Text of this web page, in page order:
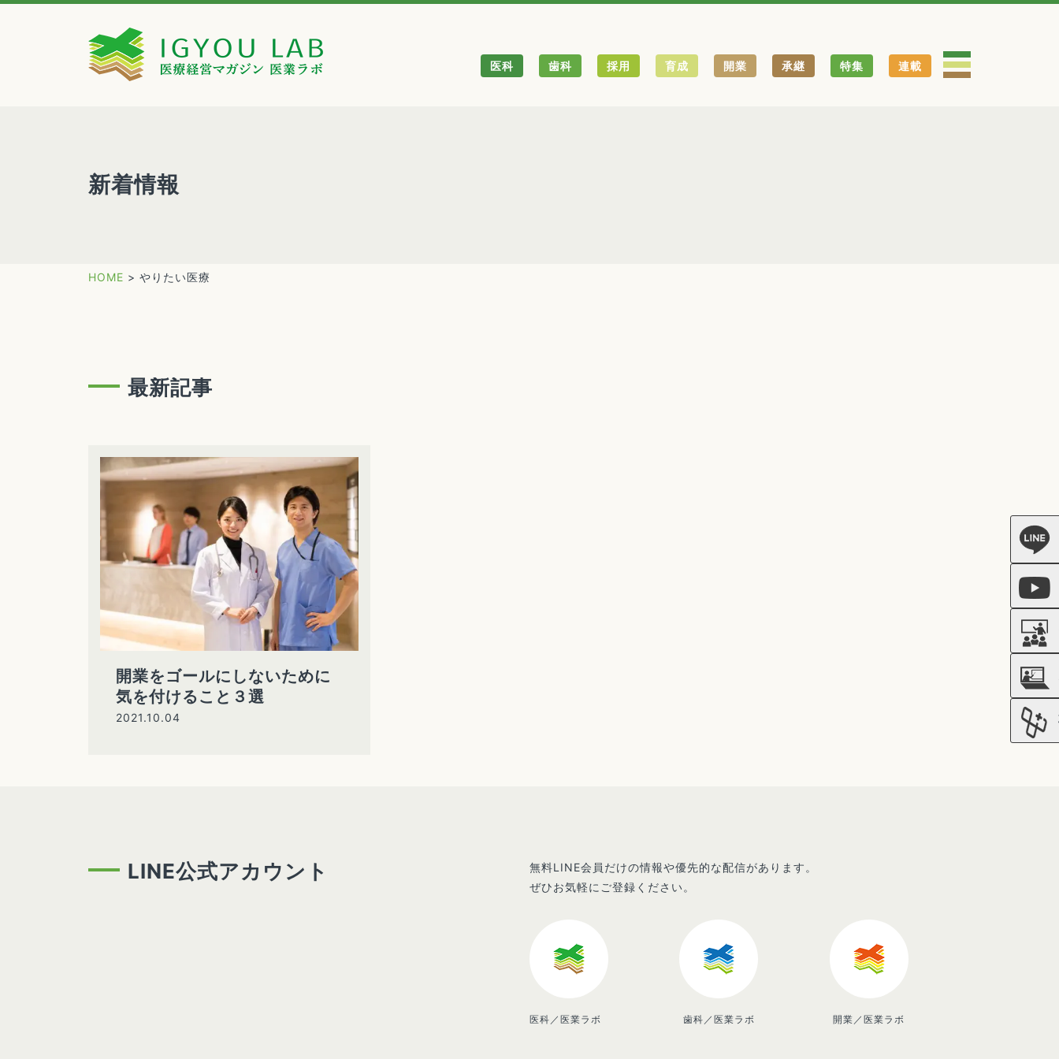
医科 歯科 採用 育成 開業 承継 特集 連載
新着情報
HOME > やりたい医療
最新記事
開業をゴールにしないために
気を付けること３選
2021.10.04
LINE公式アカウント
無料LINE会員だけの情報や優先的な配信があります。
ぜひお気軽にご登録ください。
医科／医業ラボ 歯科／医業ラボ 開業／医業ラボ